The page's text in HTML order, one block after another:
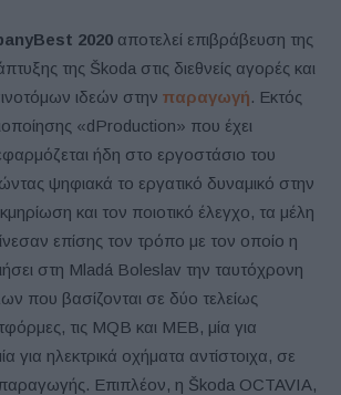
2020 αποτελεί επιβράβευση της
της Škoda στις διεθνείς αγορές και
ιδεών στην παραγωγή. Εκτός
«dProduction» που έχει
ήδη στο εργοστάσιο του
ψηφιακά το εργατικό δυναμικό στην
και τον ποιοτικό έλεγχο, τα μέλη
επίσης τον τρόπο με τον οποίο η
στη Mladá Boleslav την ταυτόχρονη
που βασίζονται σε δύο τελείως
τις MQB και MEB, μία για
για ηλεκτρικά οχήματα αντίστοιχα, σε
παραγωγής. Επιπλέον, η Škoda OCTAVIA,